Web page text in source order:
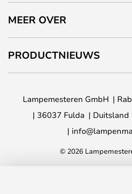
MEER OVER
PRODUCTNIEUWS
Lampemesteren GmbH
36037 Fulda
Duitsland
© 2026